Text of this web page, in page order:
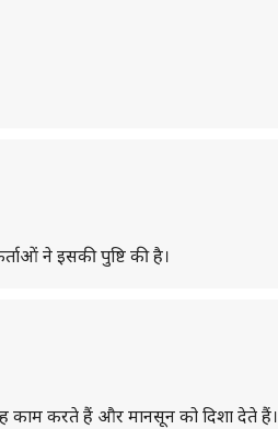
ने इसकी पुष्टि की है।
काम करते हैं और मानसून को दिशा देते हैं।